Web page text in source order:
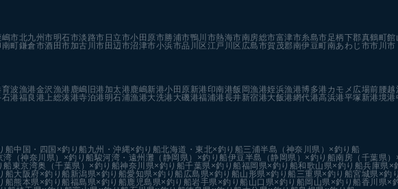
嶋市北九州市明石市淡路市 日立市小田原市勝浦市鴨川市熱海市南房総市富津市糸島市足柄下郡真鶴町館
南町鎌倉市酒田市加古川市 田辺市沼津市小浜市品川区 江戸川区 広島市賀茂郡南伊豆町南あわじ市市川市
育波漁港金沢漁港 鹿嶋旧港 加太港鹿嶋新港小田原新港 印南港飯岡漁港姪浜漁港博多港カモメ広場前 腰越
港福良港 上総湊港寺泊港 明石浦漁港大洗港 大磯港福浦港長井新宿港大飯港網代港高浜港平塚新港境港
船中国・四国×釣り船 九州・沖縄×釣り船北海道・東北×釣り船三浦半島（神奈川県）×釣り船
湾（神奈川県）×釣り船駿河湾・遠州灘（静岡県）×釣り船伊豆半島（静岡県）×釣り船南房（千葉県）
船 東京湾奥（千葉県）×釣り船神奈川県×釣り船千葉県×釣り船福岡県×釣り船和歌山県×釣り船兵庫県×
船大阪府×釣り船 新潟県×釣り船愛知県×釣り船 広島県×釣り船山形県×釣り船 三重県×釣り船宮城県×釣
船熊本県×釣り船福島県×釣り船鹿児島県×釣り船岩手県×釣り船 山口県×釣り船 岡山県×釣り船香川県×